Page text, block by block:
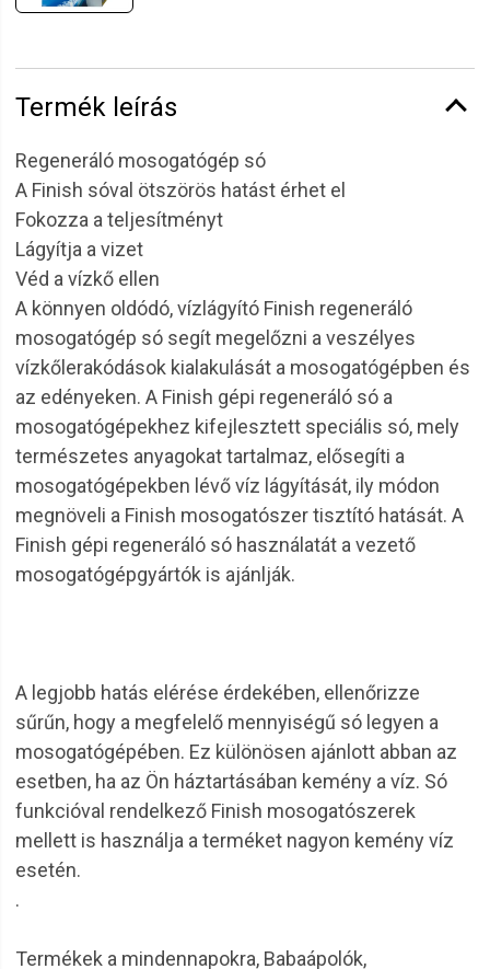
Termék leírás
Regeneráló mosogatógép só
A Finish sóval ötszörös hatást érhet el
Fokozza a teljesítményt
Lágyítja a vizet
Véd a vízkő ellen
A könnyen oldódó, vízlágyító Finish regeneráló
mosogatógép só segít megelőzni a veszélyes
vízkőlerakódások kialakulását a mosogatógépben és
az edényeken. A Finish gépi regeneráló só a
mosogatógépekhez kifejlesztett speciális só, mely
természetes anyagokat tartalmaz, elősegíti a
mosogatógépekben lévő víz lágyítását, ily módon
megnöveli a Finish mosogatószer tisztító hatását. A
Finish gépi regeneráló só használatát a vezető
mosogatógépgyártók is ajánlják.
A legjobb hatás elérése érdekében, ellenőrizze
sűrűn, hogy a megfelelő mennyiségű só legyen a
mosogatógépében. Ez különösen ajánlott abban az
esetben, ha az Ön háztartásában kemény a víz. Só
funkcióval rendelkező Finish mosogatószerek
mellett is használja a terméket nagyon kemény víz
esetén.
.
Termékek a mindennapokra, Babaápolók,